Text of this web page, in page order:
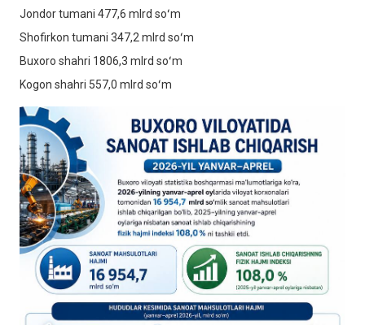
Jondor tumani 477,6 mlrd soʻm
Shofirkon tumani 347,2 mlrd soʻm
Buxoro shahri 1806,3 mlrd soʻm
Kogon shahri 557,0 mlrd soʻm